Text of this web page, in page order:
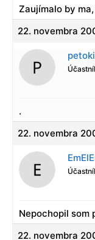
Zaujímalo by
22. novembra
.
22. novembra
Nepochopil som
22. novembra